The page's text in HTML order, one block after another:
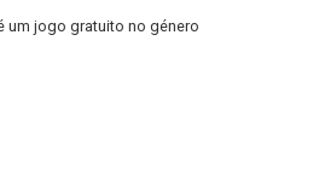
um jogo gratuito no género